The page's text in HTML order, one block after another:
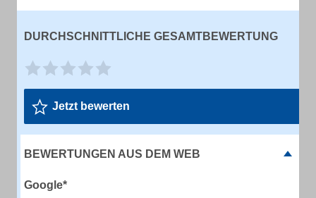
DURCHSCHNITTLICHE GESAMTBEWERTUNG
Jetzt bewerten
BEWERTUNGEN AUS DEM WEB
Google*